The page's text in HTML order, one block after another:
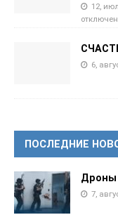
12,
6,
ПОСЛЕДНИЕ
Дроны
7,